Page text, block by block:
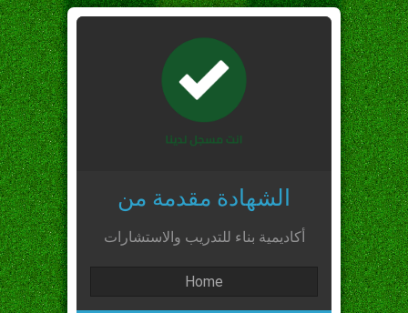
الشهادة مقدمة من
أكاديمية بناء للتدريب والاستشارات
Home